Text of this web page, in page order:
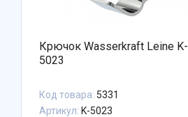
Крючок Wasserkraft Leine K-
5023
Код товара: 5331
Артикул: K-5023